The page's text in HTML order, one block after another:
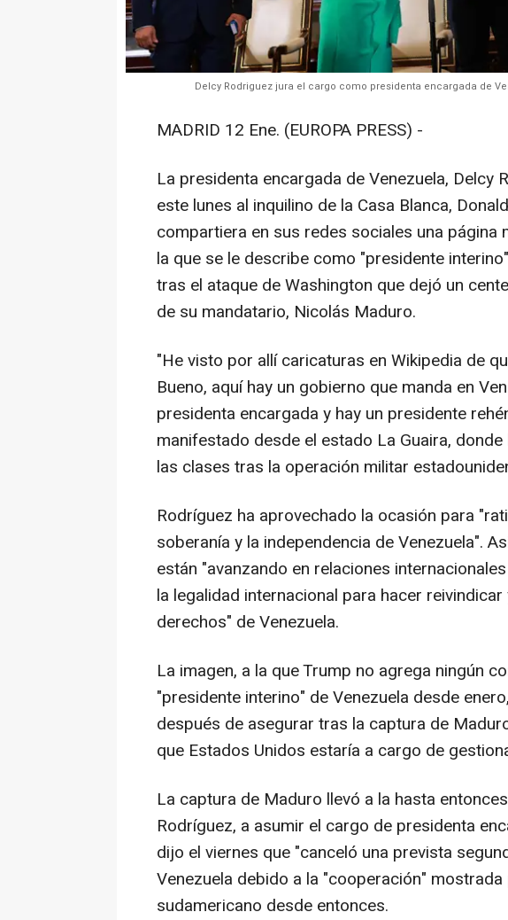
Delcy Rodriguez jura el cargo como presidenta encargada de
MADRID 12 Ene. (EUROPA PRESS) -
La presidenta encargada de Venezuela, Delcy
este lunes al inquilino de la Casa Blanca,
compartiera en sus redes sociales una página
la que se le describe como "presidente
tras el ataque de Washington que dejó un
de su mandatario, Nicolás Maduro.
"He visto por allí caricaturas en Wikipedia de
Bueno, aquí hay un gobierno que manda en
presidenta encargada y hay un presidente
manifestado desde el estado La Guaira,
las clases tras la operación militar
Rodríguez ha aprovechado la ocasión para
soberanía y la independencia de Venezuela".
están "avanzando en relaciones
la legalidad internacional para hacer
derechos" de Venezuela.
La imagen, a la que Trump no agrega ningún
"presidente interino" de Venezuela desde
después de asegurar tras la captura de
que Estados Unidos estaría a cargo de
La captura de Maduro llevó a la hasta
Rodríguez, a asumir el cargo de presidenta
dijo el viernes que "canceló una prevista
Venezuela debido a la "cooperación"
sudamericano desde entonces.